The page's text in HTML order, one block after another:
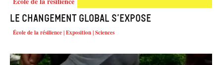
Le changement global s’expose
École de la résilience | Exposition | Sciences